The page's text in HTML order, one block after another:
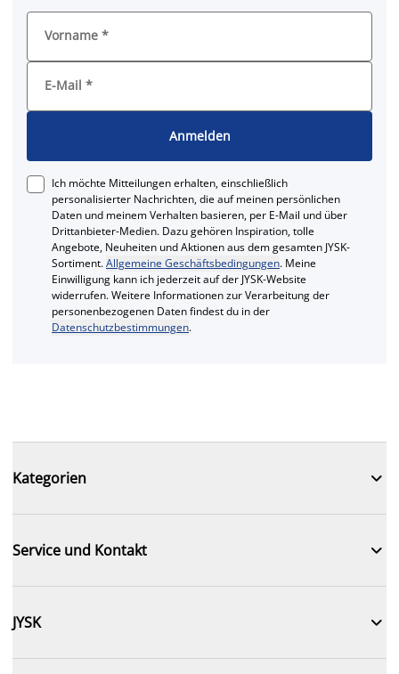
Vorname *
E-Mail *
Anmelden
Ich möchte Mitteilungen erhalten, einschließlich
personalisierter Nachrichten, die auf meinen persönlichen
Daten und meinem Verhalten basieren, per E-Mail und über
Drittanbieter-Medien. Dazu gehören Inspiration, tolle
Angebote, Neuheiten und Aktionen aus dem gesamten JYSK-
Sortiment.Allgemeine Geschäftsbedingungen. Meine
Einwilligung kann ich jederzeit auf der JYSK-Website
widerrufen. Weitere Informationen zur Verarbeitung der
personenbezogenen Daten findest du in der
Datenschutzbestimmungen.
Kategorien 
Service und Kontakt 
JYSK 